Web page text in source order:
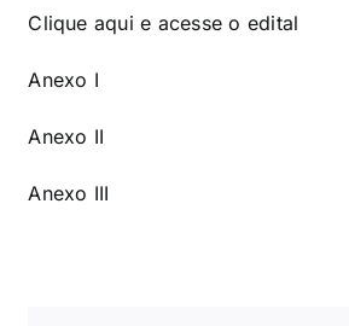
Clique aqui e acesse o edital
Anexo I
Anexo II
Anexo III